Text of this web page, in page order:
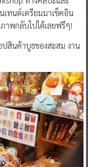
ทนต์เตรียมมาเช็คอิน
พกลับไปได้เลยฟรีๆ!
สินค้าบูธของสะสม งาน